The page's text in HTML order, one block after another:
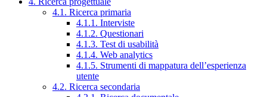
4.1. Ricerca primaria
4.1.1. Interviste
4.1.2. Questionari
4.1.3. Test di usabilità
4.1.4. Web analytics
4.1.5. Strumenti di mappatura dell’esperienza
utente
4.2. Ricerca secondaria